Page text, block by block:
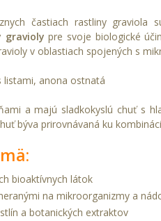
častiach rastliny graviola
gravioly pre svoje biologické
v oblastiach spojených s
a majú sladkokyslú chuť s
býva prirovnávaná ku
bioaktívnych látok
na mikroorganizmy a
a botanických extraktov